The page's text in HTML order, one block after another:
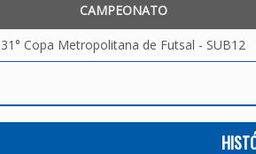
CAMPEONATO
31° Copa Metropolitana de Futsal - SUB12